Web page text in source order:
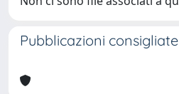
Pubblicazioni consigliate